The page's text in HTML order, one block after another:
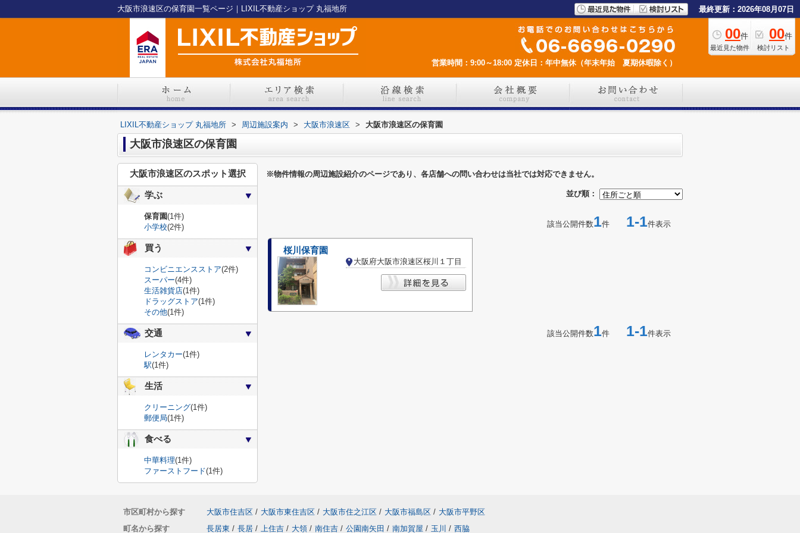
大阪市浪速区の保育園一覧ページ｜LIXIL不動産ショップ 丸福地所 最終更新：2026年08月07日
00件
最近見た物件
00件
検討リスト
営業時間：9:00～18:00 定休日：年中無休（年末年始 夏期休暇除く）
LIXIL不動産ショップ 丸福地所 > 周辺施設案内 > 大阪市浪速区 > 大阪市浪速区の保育園
大阪市浪速区の保育園
※物件情報の周辺施設紹介のページであり、各店舗への問い合わせは当社では対応できません。
並び順：
該当公開件数1件 1-1件表示
桜川保育園
大阪府大阪市浪速区桜川１丁目
該当公開件数1件 1-1件表示
大阪市浪速区のスポット選択
学ぶ
保育園(1件)
小学校(2件)
買う
コンビニエンスストア(2件)
スーパー(4件)
生活雑貨店(1件)
ドラッグストア(1件)
その他(1件)
交通
レンタカー(1件)
駅(1件)
生活
クリーニング(1件)
郵便局(1件)
食べる
中華料理(1件)
ファーストフード(1件)
市区町村から探す 大阪市住吉区 / 大阪市東住吉区 / 大阪市住之江区 / 大阪市福島区 / 大阪市平野区
町名から探す
長居東 / 長居 / 上住吉 / 大領 / 南住吉 / 公園南矢田 / 南加賀屋 / 玉川 / 西脇